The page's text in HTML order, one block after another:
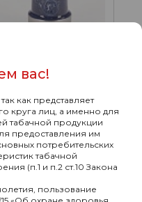
Чашка Tortuga Эльза
синяя
вас!
как представляет
круга лиц, а именно для
табачной продукции
предоставления им
потребительских
табачной
(п.1 и п.2 ст.10 Закона
пользование
«Об охране здоровья